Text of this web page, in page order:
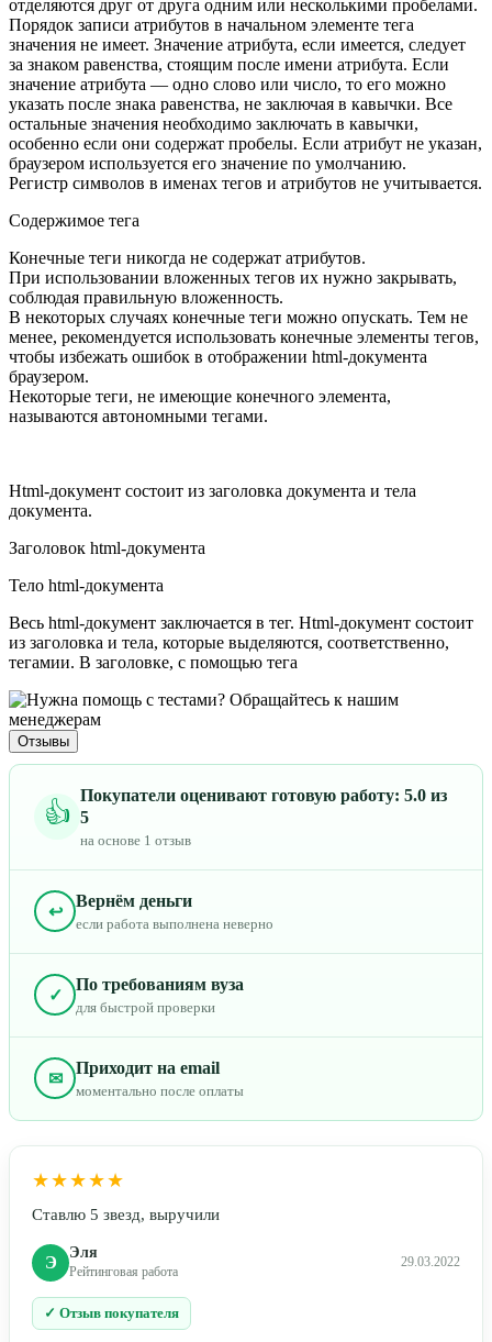
отделяются друг от друга одним или несколькими пробелами.
Порядок записи атрибутов в начальном элементе тега
значения не имеет. Значение атрибута, если имеется, следует
за знаком равенства, стоящим после имени атрибута. Если
значение атрибута — одно слово или число, то его можно
указать после знака равенства, не заключая в кавычки. Все
остальные значения необходимо заключать в кавычки,
особенно если они содержат пробелы. Если атрибут не указан,
браузером используется его значение по умолчанию.
Регистр символов в именах тегов и атрибутов не учитывается.
Содержимое тега
Конечные теги никогда не содержат атрибутов.
При использовании вложенных тегов их нужно закрывать,
соблюдая правильную вложенность.
В некоторых случаях конечные теги можно опускать. Тем не
менее, рекомендуется использовать конечные элементы тегов,
чтобы избежать ошибок в отображении html-документа
браузером.
Некоторые теги, не имеющие конечного элемента,
называются автономными тегами.
Html-документ состоит из заголовка документа и тела
документа.
Заголовок html-документа
Тело html-документа
Весь html-документ заключается в тег. Html-документ состоит
из заголовка и тела, которые выделяются, соответственно,
тегамии. В заголовке, с помощью тега
Отзывы
👍
Покупатели оценивают готовую работу: 5.0 из
5
на основе 1 отзыв
↩
Вернём деньги
если работа выполнена неверно
✓
По требованиям вуза
для быстрой проверки
✉
Приходит на email
моментально после оплаты
★★★★★
Ставлю 5 звезд, выручили
Э Эля
Рейтинговая работа
29.03.2022
✓ Отзыв покупателя